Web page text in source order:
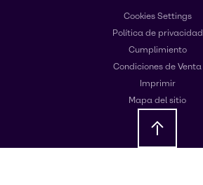
Cookies Settings
Política de privacidad
Cumplimiento
Condiciones de Venta
Imprimir
Mapa del sitio